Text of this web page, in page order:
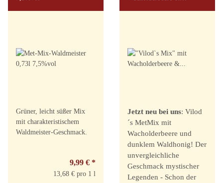
Grüner, leicht süßer Mix
mit charakteristischem
Waldmeister-Geschmack.
9,99 € *
13,68 € pro 1 l
Jetzt neu bei uns: Vilod
´s MetMix mit
Wacholderbeere und
dunklem Waldhonig! Der
unvergleichliche
Geschmack mystischer
Legenden - Schon der